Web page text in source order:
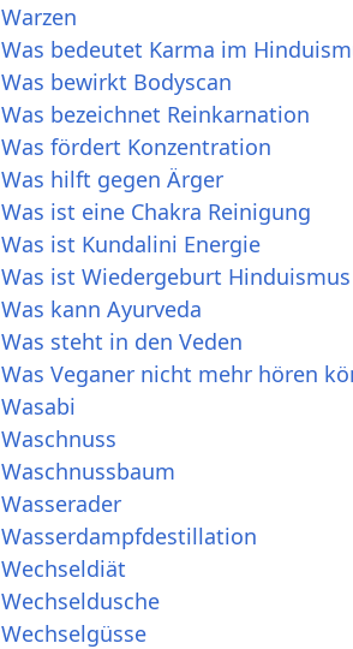
Warzen
Was bedeutet Karma im
Was bewirkt Bodyscan
Was bezeichnet Reinkarnation
Was fördert Konzentration
Was hilft gegen Ärger
Was ist eine Chakra Reinigung
Was ist Kundalini Energie
Was ist Wiedergeburt Hinduismus
Was kann Ayurveda
Was steht in den Veden
Was Veganer nicht mehr hören
Wasabi
Waschnuss
Waschnussbaum
Wasserader
Wasserdampfdestillation
Wechseldiät
Wechseldusche
Wechselgüsse